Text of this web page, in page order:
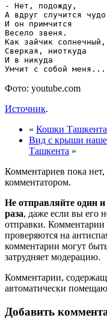
- Нет, подожду,
А вдруг случится
И он примчится
Весело звеня.
Как зайчик солнечный,
Сверкая, ниоткуда
И в никуда
Фото: youtube.com
Источник.
« Кошки Ташкента
Вид с крыши
Ташкента »
Комментариев пока
комментатором.
Не отправляйте один
раза, даже если вы его
отправки.
проверяются на
комментарии могут
затрудняет модерацию.
Комментарии,
автоматически
Добавить